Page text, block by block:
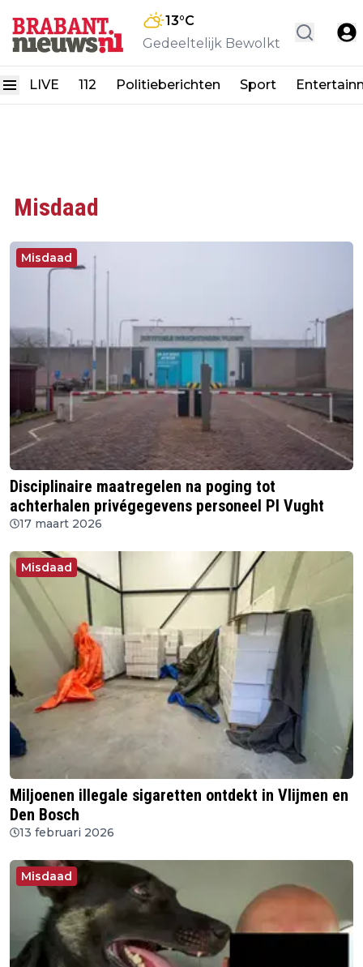
13°C
Gedeeltelijk Bewolkt
LIVE 112 Politieberichten Sport
Misdaad
Misdaad
Disciplinaire maatregelen na poging tot
achterhalen privégegevens personeel PI Vught
17 maart 2026
Misdaad
Miljoenen illegale sigaretten ontdekt in Vlijmen en
Den Bosch
13 februari 2026
Misdaad